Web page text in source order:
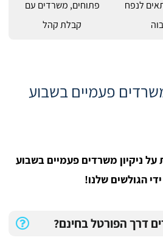
לנפח
פתוחים, משרדים עם
קבלת קהל
פעמיים בשבוע
על ניקיון משרדים פעמיים בשבוע
הגולשים שלנו!
דרך הפורטל בחינם?